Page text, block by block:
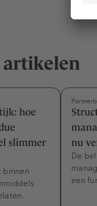
artikelen
hoe
slimmer
nu
De
een